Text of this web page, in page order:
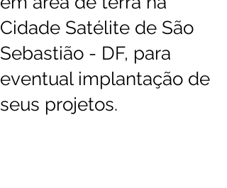
Cidade Satélite de São
Sebastião - DF, para
eventual implantação de
seus projetos.